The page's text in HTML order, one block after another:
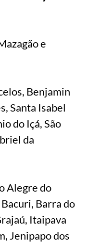
e
Benjamin
Santa Isabel
do Içá, São
da
Alegre do
Barra do
Itaipava
Jenipapo dos